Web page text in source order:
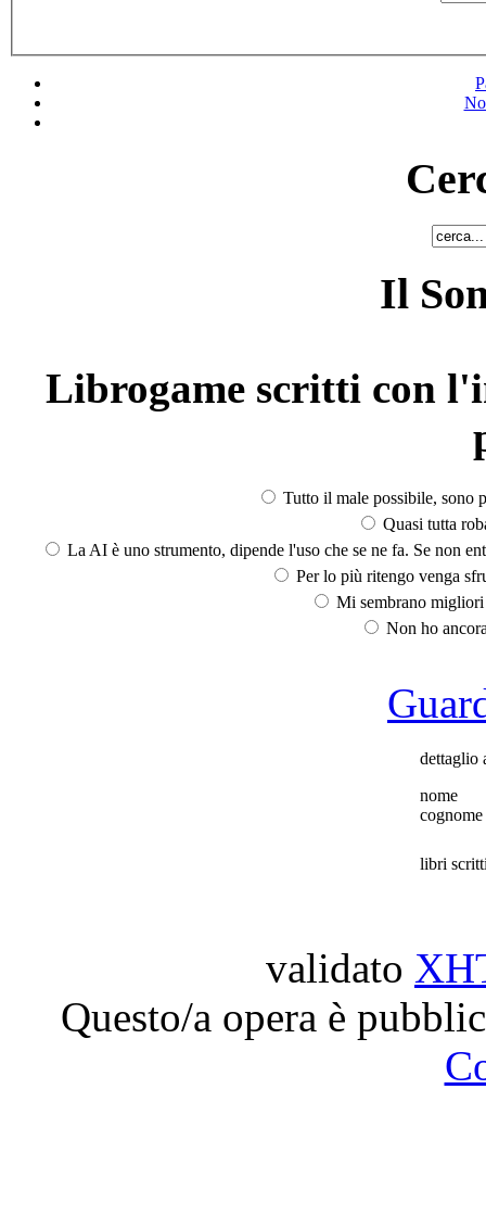
Il
Librogame scritti con
Tutto il male possibile, sono
Quasi tutta
La AI è uno strumento, dipende l'uso che se ne fa. Se non
Per lo più ritengo venga
Mi sembrano
Non ho
dettaglio
nome
cognome
libri
validato
Questo/a opera è